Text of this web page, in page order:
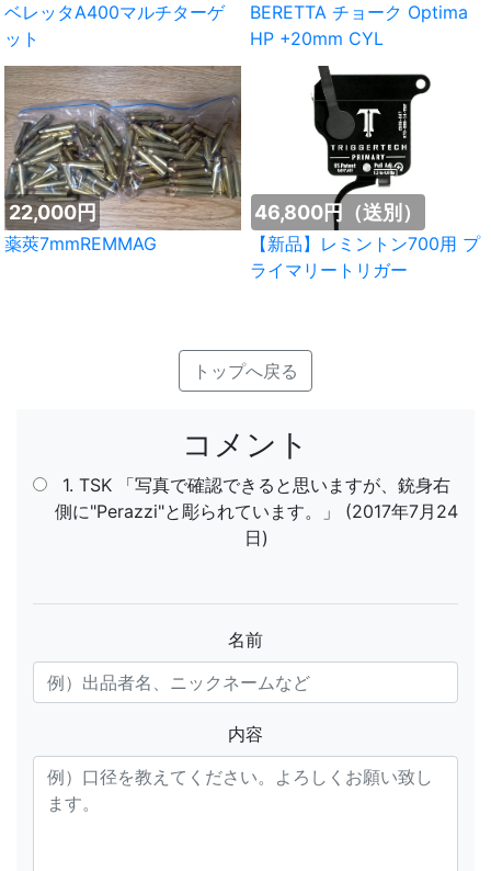
ベレッタA400マルチターゲ
ット
BERETTA チョーク Optima
HP +20mm CYL
22,000円
薬莢7mmREMMAG
46,800円（送別）
【新品】レミントン700用 プ
ライマリートリガー
トップへ戻る
コメント
1. TSK 「写真で確認できると思いますが、銃身右
側に"Perazzi"と彫られています。」 (2017年7月24
日)
名前
内容